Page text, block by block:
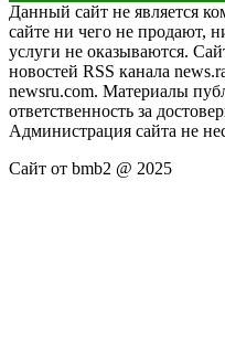
Данный сайт не является
сайте ни чего не продают,
услуги не оказываются.
новостей RSS канала
newsru.com. Материалы
ответственность за
Администрация сайта не
Сайт от bmb2 @ 2025